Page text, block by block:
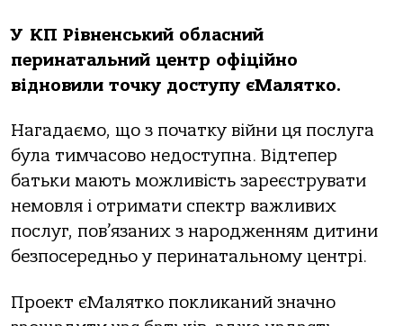
У КП Рівненський обласний
перинатальний центр офіційно
відновили точку доступу єМалятко.
Нагадаємо, що з початку війни ця послуга
була тимчасово недоступна. Відтепер
батьки мають можливість зареєструвати
немовля і отримати спектр важливих
послуг, пов’язаних з народженням дитини
безпосередньо у перинатальному центрі.
Проект єМалятко покликаний значно